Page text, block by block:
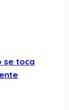
se toca